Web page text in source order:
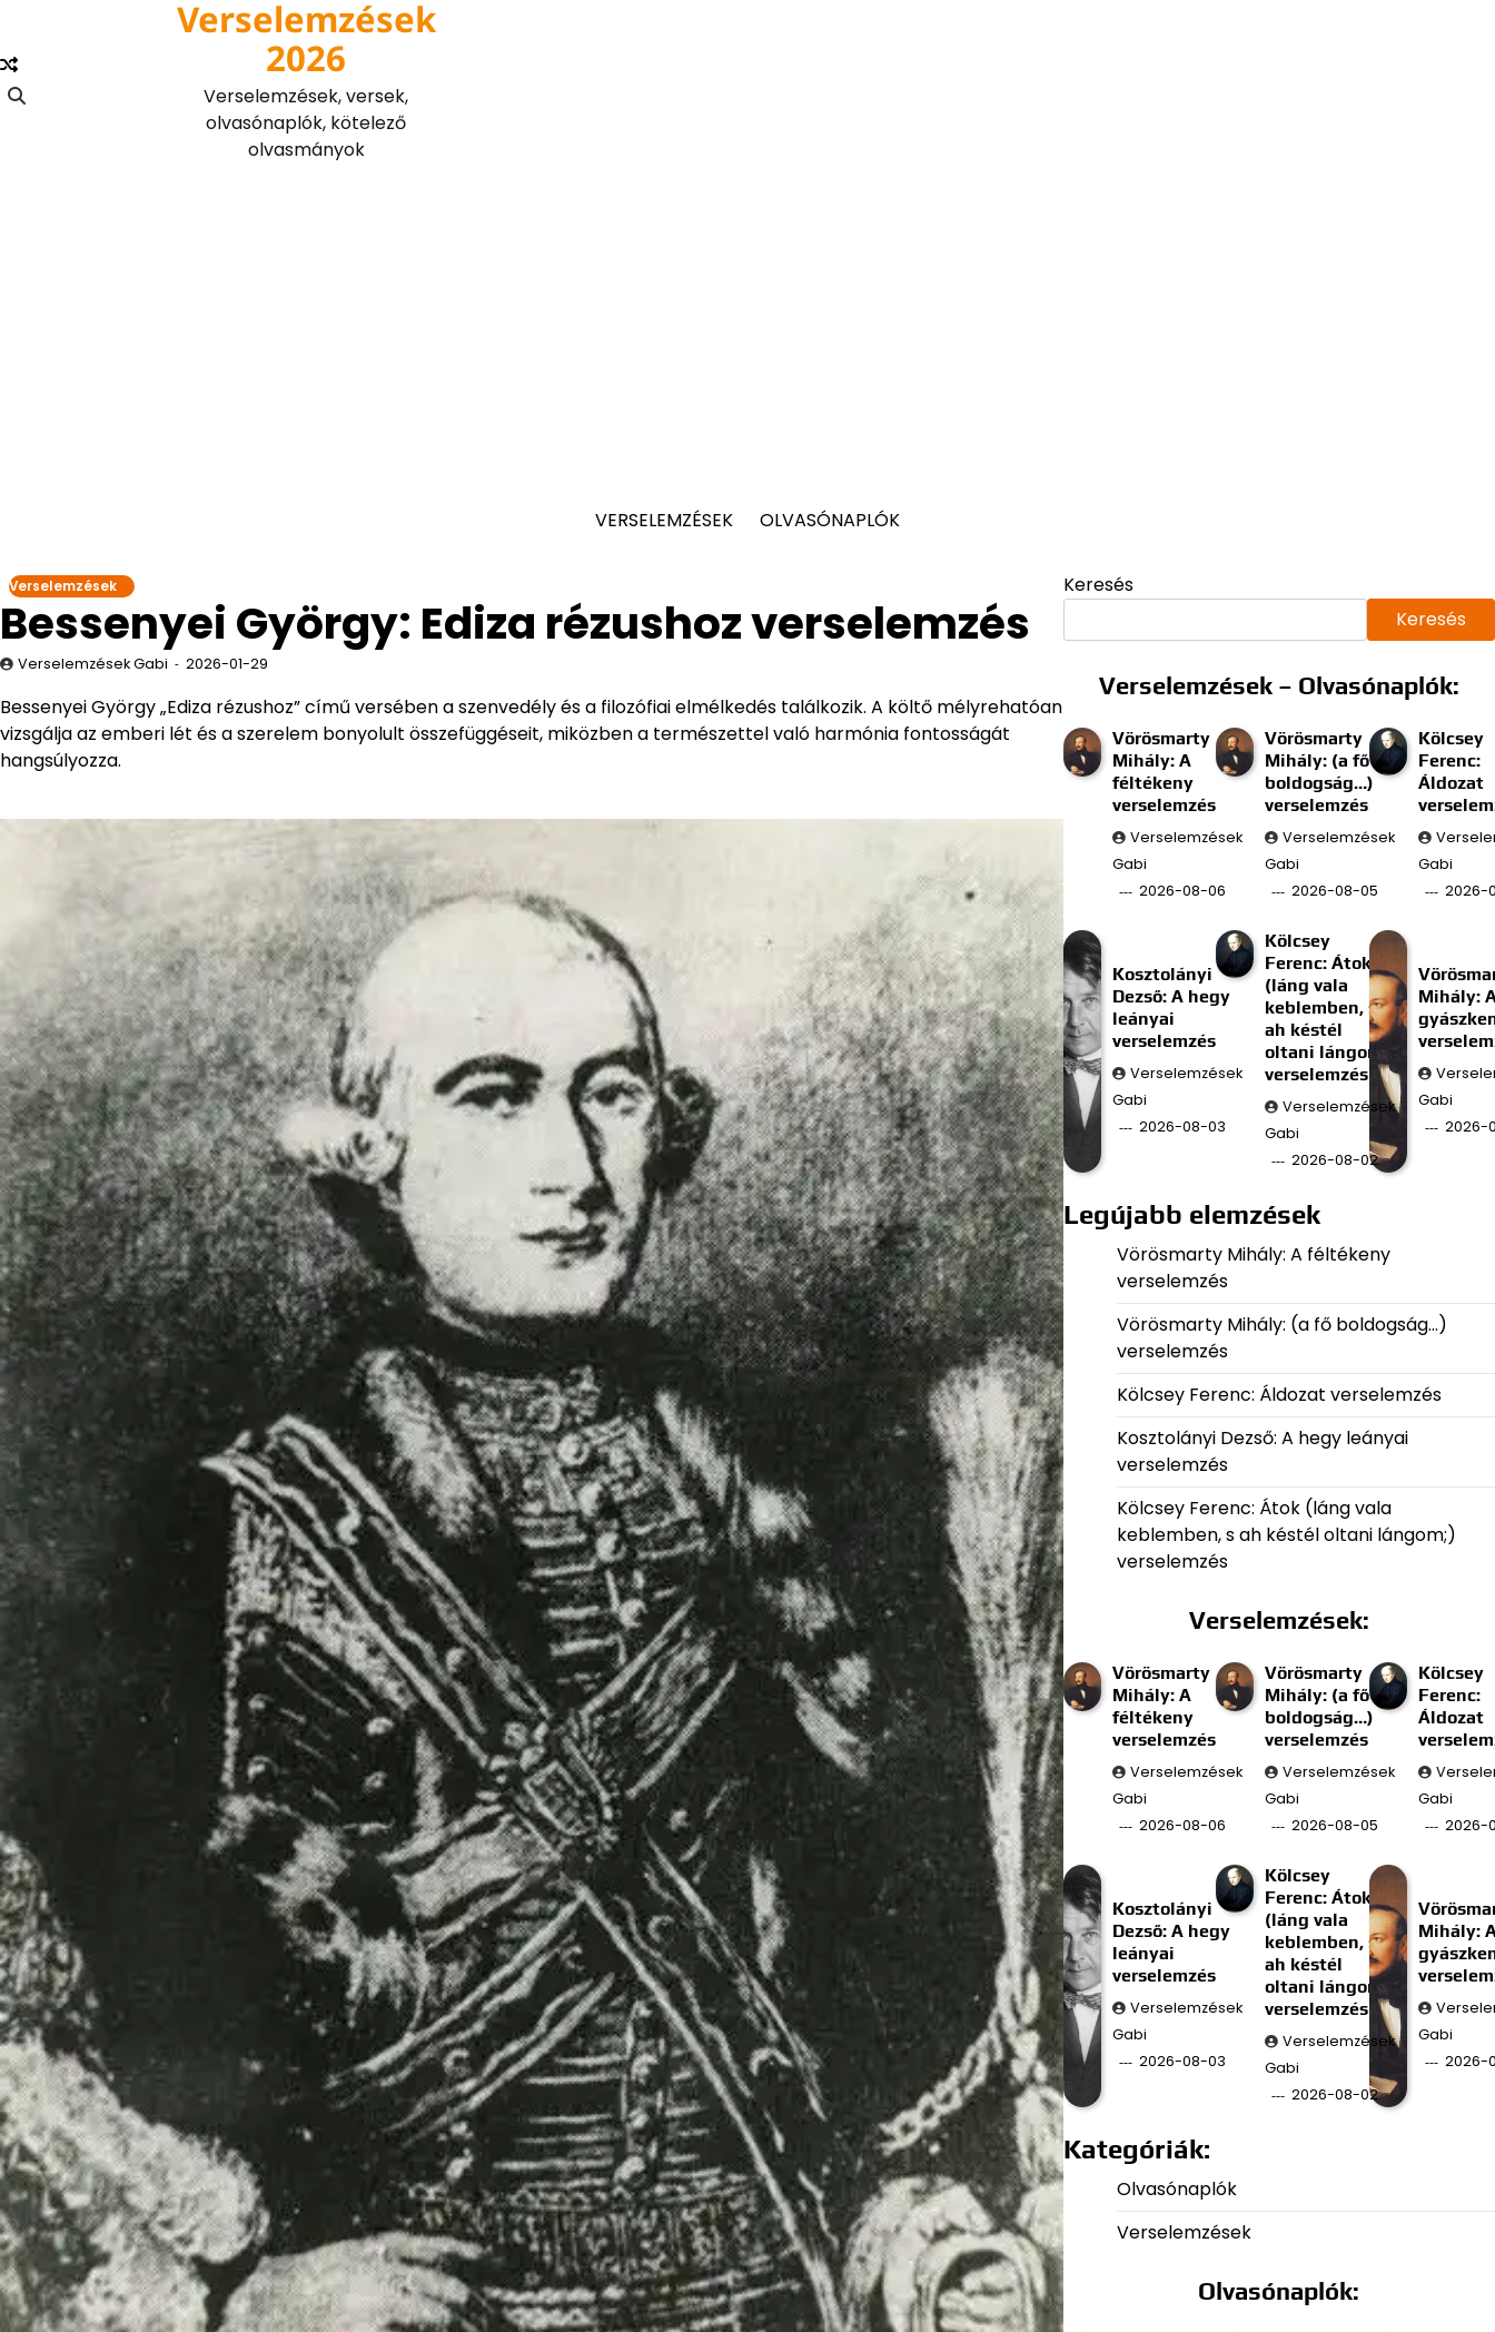
content
Verselemzések
2026
Verselemzések, versek,
olvasónaplók, kötelező
olvasmányok
VERSELEMZÉSEK OLVASÓNAPLÓK
Verselemzések
Bessenyei György: Ediza rézushoz verselemzés
Verselemzések Gabi 2026-01-29
Bessenyei György „Ediza rézushoz” című versében a szenvedély és a filozófiai elmélkedés találkozik. A költő mélyrehatóan
vizsgálja az emberi lét és a szerelem bonyolult összefüggéseit, miközben a természettel való harmónia fontosságát
hangsúlyozza.
Keresés
Keresés
Verselemzések – Olvasónaplók:
Vörösmarty
Mihály: A
féltékeny
verselemzés
Verselemzések
Gabi
2026-08-06
Vörösmarty
Mihály: (a fő
boldogság…)
verselemzés
Verselemzések
Gabi
2026-08-05
Kölcsey
Ferenc:
Áldozat
Gabi
2026-
Kosztolányi
Dezső: A hegy
leányai
verselemzés
Verselemzések
Gabi
2026-08-03
Kölcsey
Ferenc: Átok
(láng vala
keblemben, s
ah késtél
oltani lángom;)
verselemzés
Verselemzések
Gabi
2026-08-02
Mihály:
Gabi
2026-
Legújabb elemzések
Vörösmarty Mihály: A féltékeny
verselemzés
Vörösmarty Mihály: (a fő boldogság…)
verselemzés
Kölcsey Ferenc: Áldozat verselemzés
Kosztolányi Dezső: A hegy leányai
verselemzés
Kölcsey Ferenc: Átok (láng vala
keblemben, s ah késtél oltani lángom;)
verselemzés
Verselemzések:
Vörösmarty
Mihály: A
féltékeny
verselemzés
Verselemzések
Gabi
2026-08-06
Vörösmarty
Mihály: (a fő
boldogság…)
verselemzés
Verselemzések
Gabi
2026-08-05
Kölcsey
Ferenc:
Áldozat
Gabi
2026-
Kosztolányi
Dezső: A hegy
leányai
verselemzés
Verselemzések
Gabi
2026-08-03
Kölcsey
Ferenc: Átok
(láng vala
keblemben, s
ah késtél
oltani lángom;)
verselemzés
Verselemzések
Gabi
2026-08-02
Mihály:
Gabi
2026-
Kategóriák:
Olvasónaplók
Verselemzések
Olvasónaplók: